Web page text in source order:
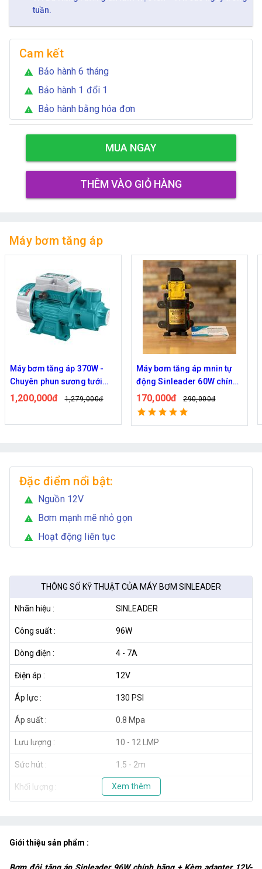
tuần.
Cam kết
warning Bảo hành 6 tháng
warning Bảo hành 1 đổi 1
warning Bảo hành bằng hóa đơn
MUA NGAY
THÊM VÀO GIỎ HÀNG
Máy bơm tăng áp
Máy bơm tăng áp mnin tự
động Sinleader 60W chính
hãng
170,000đ 290,000đ
Bơm đồng tâm Kazuma
0.5HP - Chuyên bơm tưới
vườn cây
1,690,000đ 2,189,000đ
Đặc điểm nổi bật:
warning Nguồn 12V
warning Bơm mạnh mẽ nhỏ gọn
warning Hoạt động liên tục
THÔNG SỐ KỸ THUẬT CỦA MÁY BƠM SINLEADER
Nhãn hiệu : SINLEADER
Công suất : 96W
Dòng điện : 4 - 7A
Điện áp : 12V
Áp lực : 130 PSI
Áp suất : 0.8 Mpa
Lưu lượng : 10 - 12 LMP
Sức hút : 1.5 - 2m
Khối lượng : 1.2 kg
Xem thêm
Giới thiệu sản phẩm :
Bơm đôi tăng áp Sinleader 96W chính hãng + Kèm adapter 12V-